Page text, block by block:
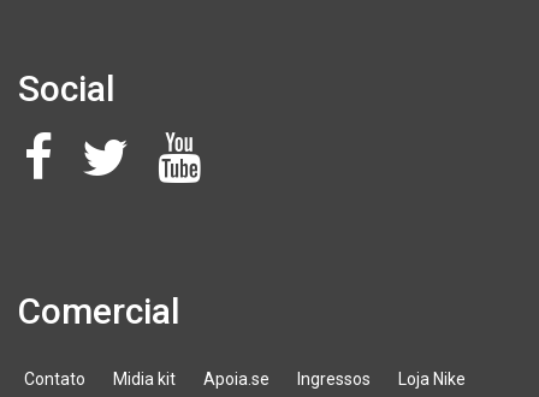
Social
Comercial
Contato Midia kit Apoia.se Ingressos Loja Nike